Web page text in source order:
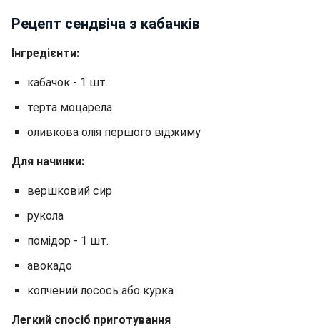
Рецепт сендвіча з кабачків
Інгредієнти:
кабачок - 1 шт.
терта моцарела
оливкова олія першого віджиму
Для начинки:
вершковий сир
рукола
помідор - 1 шт.
авокадо
копчений лосось або курка
Легкий спосіб приготування